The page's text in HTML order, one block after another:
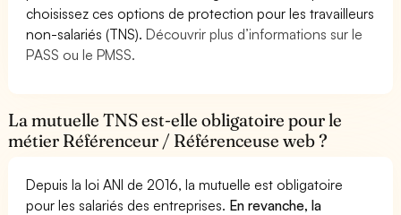
choisissez ces options de protection pour les travailleurs
non-salariés (TNS).Découvrir plus d’informations sur le
PASS ou le PMSS.
La mutuelle TNS est-elle obligatoire pour le
métier Référenceur / Référenceuse web ?
Depuis la loi ANI de 2016, la mutuelle est obligatoire
pour les salariés des entreprises. En revanche, la